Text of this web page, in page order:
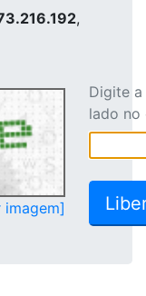
,
Digite
lado no